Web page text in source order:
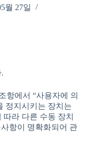
월 27일
항에서 “사용자에 의
정지시키는 장치는
라 다른 수동 장치
항이 명확화되어 관